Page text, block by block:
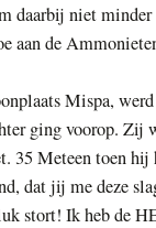
daarbij niet
aan de
Mispa,
ging voorop. Zij
35 Meteen toen hij
dat jij me deze
stort! Ik heb de